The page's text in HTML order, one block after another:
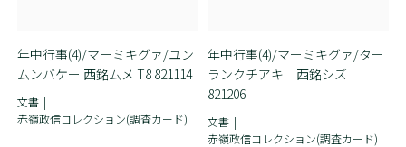
年中行事(4)/マーミキグァ/ユン
ムンバケー 西銘ムメ T8 821114
文書
赤嶺政信コレクション(調査カード)
年中行事(4)/マーミキグァ/ター
ランクチアキ 西銘シズ
821206
文書
赤嶺政信コレクション(調査カード)